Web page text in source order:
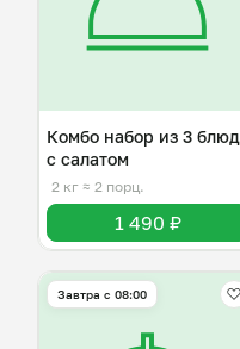
Комбо набор из 3 блюд
с салатом
2 кг ≈ 2 порц.
1 490 ₽
Завтра c 08:00